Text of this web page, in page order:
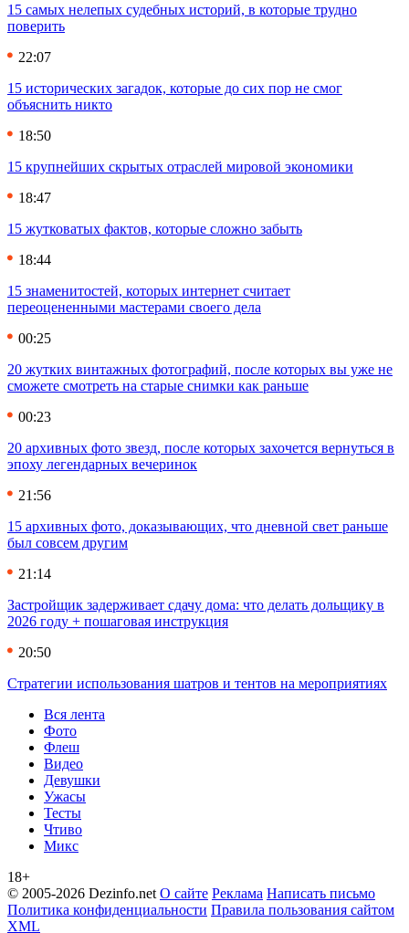
15 самых нелепых судебных историй, в которые трудно
поверить
22:07
15 исторических загадок, которые до сих пор не смог
объяснить никто
18:50
15 крупнейших скрытых отраслей мировой экономики
18:47
15 жутковатых фактов, которые сложно забыть
18:44
15 знаменитостей, которых интернет считает
переоцененными мастерами своего дела
00:25
20 жутких винтажных фотографий, после которых вы уже не
сможете смотреть на старые снимки как раньше
00:23
20 архивных фото звезд, после которых захочется вернуться в
эпоху легендарных вечеринок
21:56
15 архивных фото, доказывающих, что дневной свет раньше
был совсем другим
21:14
Застройщик задерживает сдачу дома: что делать дольщику в
2026 году + пошаговая инструкция
20:50
Стратегии использования шатров и тентов на мероприятиях
Вся лента
Фото
Флеш
Видео
Девушки
Ужасы
Тесты
Чтиво
Микс
18+
© 2005-2026 Dezinfo.net О сайте Реклама Написать письмо
Политика конфиденциальности Правила пользования сайтом
XML